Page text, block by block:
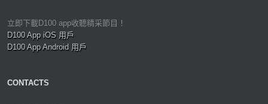
立即下載D100 app收聽精采節目！
D100 App iOS 用戶
D100 App Android 用戶
CONTACTS